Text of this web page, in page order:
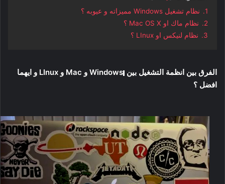
1.
نظام تشغيل Windows مميزاته و عيوبه ؟
2.
نظام ماك او Mac OS X ؟
3.
نظام لنيكس او LInux ؟
الفرق بين انظمة التشغيل بين
Windows و Mac و LInux و ايهما
افضل ؟